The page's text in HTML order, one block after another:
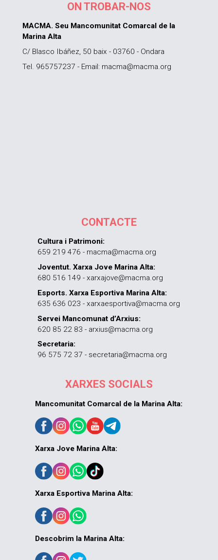
ON TROBAR-NOS
MACMA. Seu Mancomunitat Comarcal de la
Marina Alta
C/ Blasco Ibáñez, 50 baix - 03760 - Ondara
Tel. 965757237 - Email: macma@macma.org
CONTACTE
Cultura i Patrimoni:
659 219 476 - macma@macma.org
Joventut. Xarxa Jove Marina Alta:
680 516 149 - xarxajove@macma.org
Esports. Xarxa Esportiva Marina Alta:
635 636 023 - xarxaesportiva@macma.org
Servei Mancomunat d’Arxius:
620 85 22 83 - arxius@macma.org
Secretaria:
96 575 72 37 - secretaria@macma.org
XARXES SOCIALS
Mancomunitat Comarcal de la Marina Alta:
Xarxa Jove Marina Alta:
Xarxa Esportiva Marina Alta:
Descobrim la Marina Alta: